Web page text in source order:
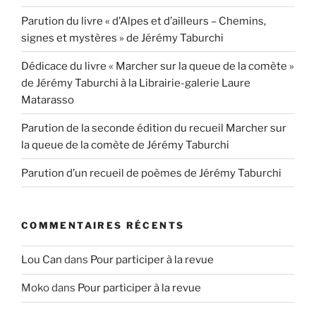
Parution du livre « d’Alpes et d’ailleurs – Chemins,
signes et mystères » de Jérémy Taburchi
Dédicace du livre « Marcher sur la queue de la comète »
de Jérémy Taburchi à la Librairie-galerie Laure
Matarasso
Parution de la seconde édition du recueil Marcher sur
la queue de la comète de Jérémy Taburchi
Parution d’un recueil de poèmes de Jérémy Taburchi
COMMENTAIRES RÉCENTS
Lou Can dans Pour participer à la revue
Mokodans Pour participer à la revue